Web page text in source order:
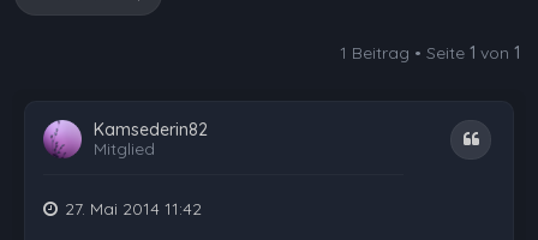
1 Beitrag • Seite 1 von 1
Kamsederin82
Mitglied
Zitat
27. Mai 2014 11:42